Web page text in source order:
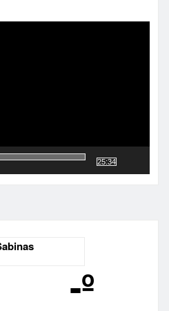
25:34
-º